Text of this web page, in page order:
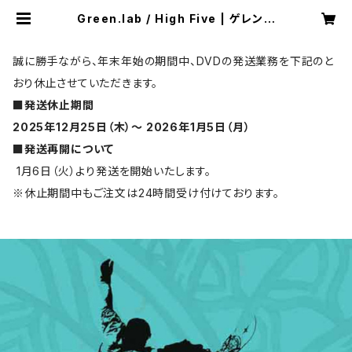
Green.lab / High Five | ゲレンデ
誠に勝手ながら、年末年始の期間中、DVDの発送業務を下記のと
おり休止させていただきます。
■発送休止期間
2025年12月25日（木）～ 2026年1月5日（月）
■発送再開について
1月6日（火）より発送を開始いたします。
※休止期間中もご注文は24時間受け付けております。